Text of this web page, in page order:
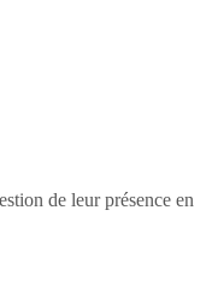
de leur présence en